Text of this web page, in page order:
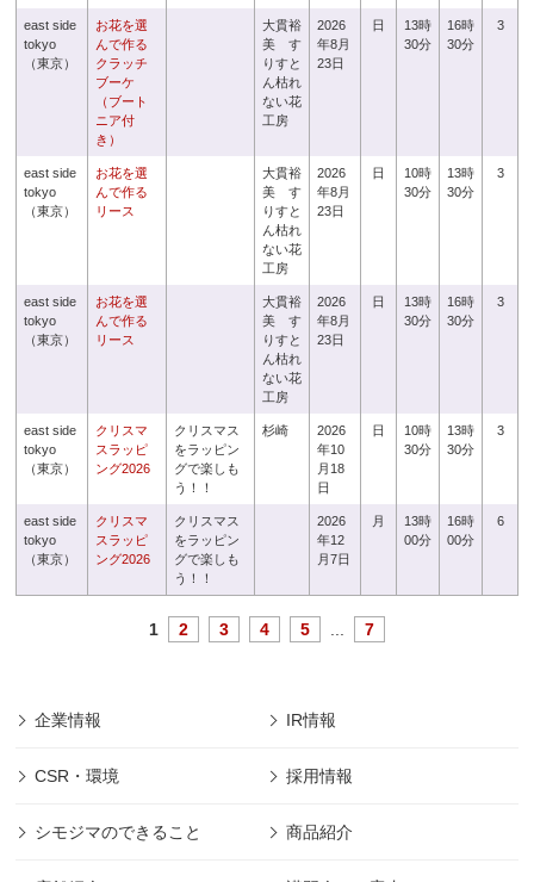
east side
tokyo
（東京）
お花を選
んで作る
クラッチ
ブーケ
（ブート
ニア付
き）
大貫裕
美 す
りすと
ん枯れ
ない花
工房
2026
年8月
23日
日
13時
30分
16時
30分
3
east side
tokyo
（東京）
お花を選
んで作る
リース
大貫裕
美 す
りすと
ん枯れ
ない花
工房
2026
年8月
23日
日
10時
30分
13時
30分
3
east side
tokyo
（東京）
お花を選
んで作る
リース
大貫裕
美 す
りすと
ん枯れ
ない花
工房
2026
年8月
23日
日
13時
30分
16時
30分
3
east side
tokyo
（東京）
クリスマ
スラッピ
ング2026
クリスマス
をラッピン
グで楽しも
う！！
杉崎
2026
年10
月18
日
日
10時
30分
13時
30分
3
east side
tokyo
（東京）
クリスマ
スラッピ
ング2026
クリスマス
をラッピン
グで楽しも
う！！
2026
年12
月7日
月
13時
00分
16時
00分
6
1 2 3 4 5 7
企業情報 IR情報
CSR・環境 採用情報
シモジマのできること 商品紹介